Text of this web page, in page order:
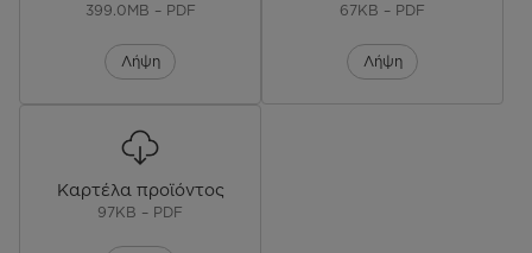
EAN CODE 6940461935258
399.0MB – PDF
Λήψη
67KB – PDF
Λήψη
Καρτέλα προϊόντος
97KB – PDF